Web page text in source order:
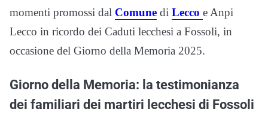
momenti promossi dal Comune di Lecco e Anpi
Lecco in ricordo dei Caduti lecchesi a Fossoli, in
occasione del Giorno della Memoria 2025.
Giorno della Memoria: la testimonianza
dei familiari dei martiri lecchesi di Fossoli